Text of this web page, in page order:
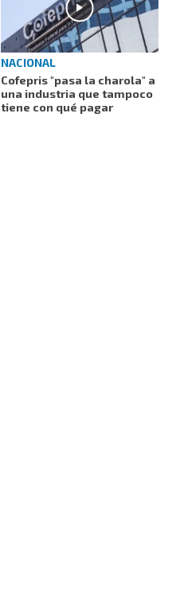
NACIONAL
Cofepris "pasa la charola" a
una industria que tampoco
tiene con qué pagar